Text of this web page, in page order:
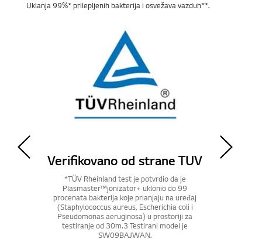
Uklanja 99%* prilepljenih bakterija i osvežava vazduh**.
Verifikovano od strane
Intertek
*Kompanija Intertek je potvrdila da je intenzitet
mirisa duvana (tulen, amonijak, sirćetna
kiselina) smanjen sa 3,6 na manje od 1,5 nakon
60 minuta rada u zoni testiranja od 8m3.
Testirani model je bio R24AWN. Efikasnost u